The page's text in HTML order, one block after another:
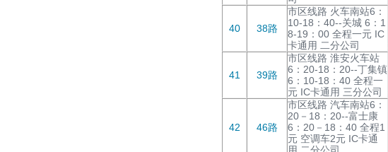
40 38路
市区线路 火车南站6：
10-18：40--关城 6：1
8-19：00 全程一元 IC
卡通用 二分公司
41 39路
市区线路 淮安火车站
6：20-18：20--丁集镇
6：10-18：40 全程一
元 IC卡通用 三分公司
42 46路
市区线路 汽车南站6：
20－18：20--富士康
6：20－18：40 全程1
元 空调车2元 IC卡通